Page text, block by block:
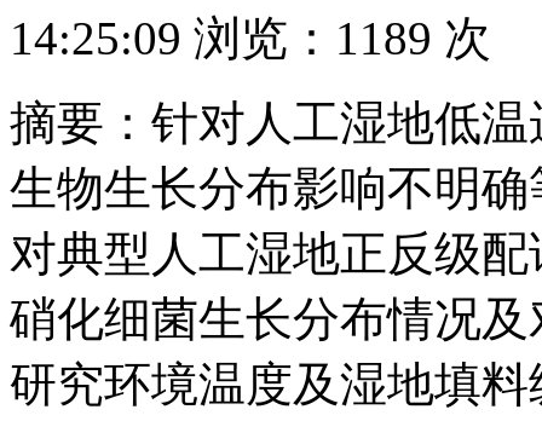
14:25:09 浏览： 1189 次
摘要：针对人工湿地低
生物生长分布影响不明
对典型人工湿地正反级
硝化细菌生长分布情况
研究环境温度及湿地填